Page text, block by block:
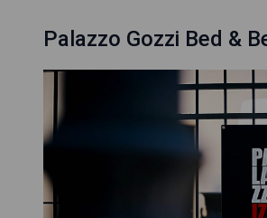
Palazzo Gozzi Bed &